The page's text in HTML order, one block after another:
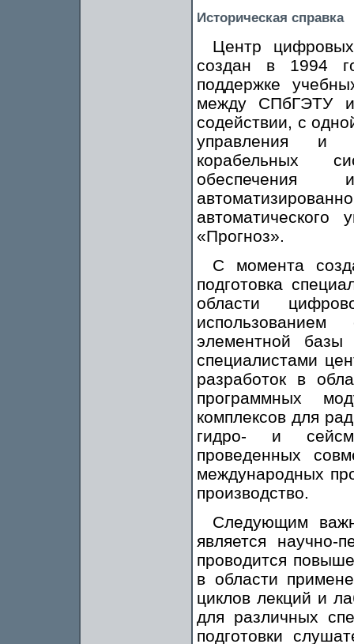
Историческая справка
Центр
создан в 1994
поддержке
между СПбГЭТУ
содействии, с
управления и
корабельных
«Прогноз».
С момента
подготовка
области
элементной
специалистами
разработок в
программных
комплексов для
гидро- и
проведенных
международных
производство.
Следующим
является научно-
проводится
в области
циклов лекций и
для различных
подготовки